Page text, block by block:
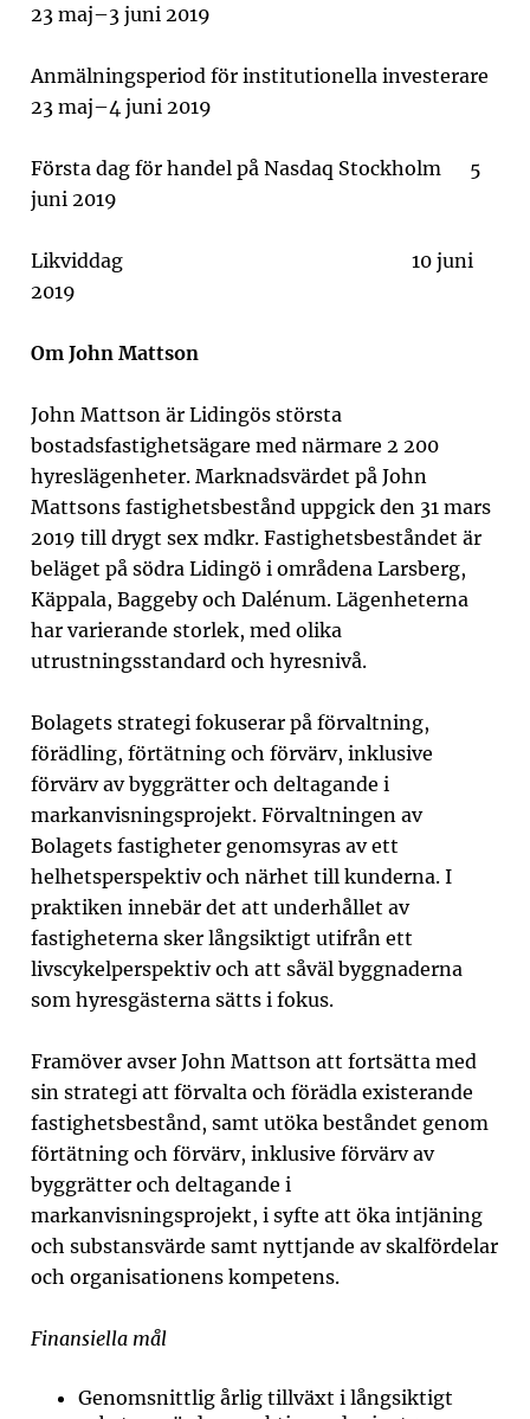
23 maj–3 juni 2019
Anmälningsperiod för institutionella investerare
23 maj–4 juni 2019
Första dag för handel på Nasdaq Stockholm 5
juni 2019
Likviddag 10 juni
2019
Om John Mattson
John Mattson är Lidingös största
bostadsfastighetsägare med närmare 2 200
hyreslägenheter. Marknadsvärdet på John
Mattsons fastighetsbestånd uppgick den 31 mars
2019 till drygt sex mdkr. Fastighetsbeståndet är
beläget på södra Lidingö i områdena Larsberg,
Käppala, Baggeby och Dalénum. Lägenheterna
har varierande storlek, med olika
utrustningsstandard och hyresnivå.
Bolagets strategi fokuserar på förvaltning,
förädling, förtätning och förvärv, inklusive
förvärv av byggrätter och deltagande i
markanvisningsprojekt. Förvaltningen av
Bolagets fastigheter genomsyras av ett
helhetsperspektiv och närhet till kunderna. I
praktiken innebär det att underhållet av
fastigheterna sker långsiktigt utifrån ett
livscykelperspektiv och att såväl byggnaderna
som hyresgästerna sätts i fokus.
Framöver avser John Mattson att fortsätta med
sin strategi att förvalta och förädla existerande
fastighetsbestånd, samt utöka beståndet genom
förtätning och förvärv, inklusive förvärv av
byggrätter och deltagande i
markanvisningsprojekt, i syfte att öka intjäning
och substansvärde samt nyttjande av skalfördelar
och organisationens kompetens.
Finansiella mål
Genomsnittlig årlig tillväxt i långsiktigt